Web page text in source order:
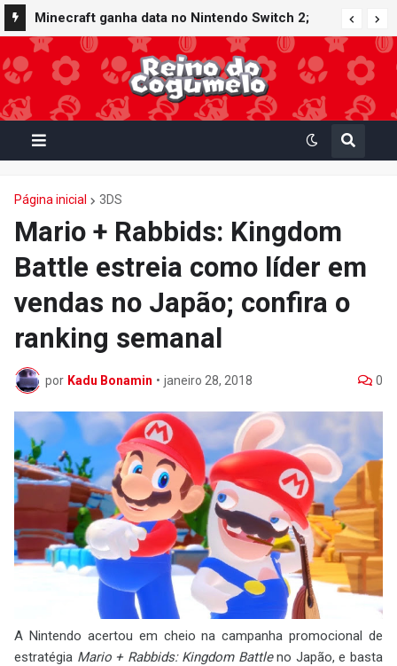
Minecraft ganha data no Nintendo Switch 2;
Super Mario Mash-Up receberá atualização
gráfica exclusiva
Nintendo Switch Online recebe ícones retrô de
Mario Paint (SNES) e Mario Kart: Super Circuit
(GBA)
Página inicial 3DS
Mario + Rabbids: Kingdom
Battle estreia como líder em
vendas no Japão; confira o
ranking semanal
por Kadu Bonamin • janeiro 28, 2018 0
A Nintendo acertou em cheio na campanha promocional de
estratégia Mario + Rabbids: Kingdom Battleno Japão, e basta